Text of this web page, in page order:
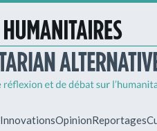
InnovationsOpinionReportages